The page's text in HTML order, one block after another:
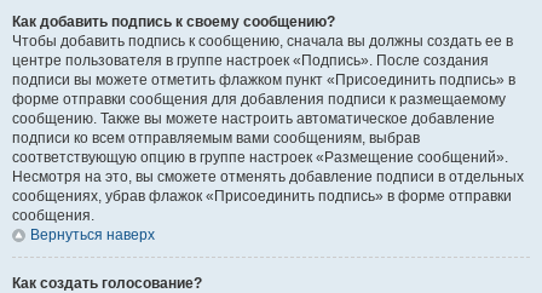
Как добавить подпись к своему сообщению?
Чтобы добавить подпись к сообщению, сначала вы должны создать ее в
центре пользователя в группе настроек «Подпись». После создания
подписи вы можете отметить флажком пункт «Присоединить подпись» в
форме отправки сообщения для добавления подписи к размещаемому
сообщению. Также вы можете настроить автоматическое добавление
подписи ко всем отправляемым вами сообщениям, выбрав
соответствующую опцию в группе настроек «Размещение сообщений».
Несмотря на это, вы сможете отменять добавление подписи в отдельных
сообщениях, убрав флажок «Присоединить подпись» в форме отправки
сообщения.
Вернуться наверх
Как создать голосование?